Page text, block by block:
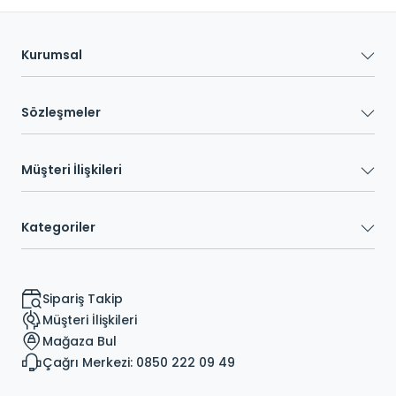
Kurumsal
Sözleşmeler
Müşteri İlişkileri
Kategoriler
Sipariş Takip
Müşteri İlişkileri
Mağaza Bul
Çağrı Merkezi: 0850 222 09 49